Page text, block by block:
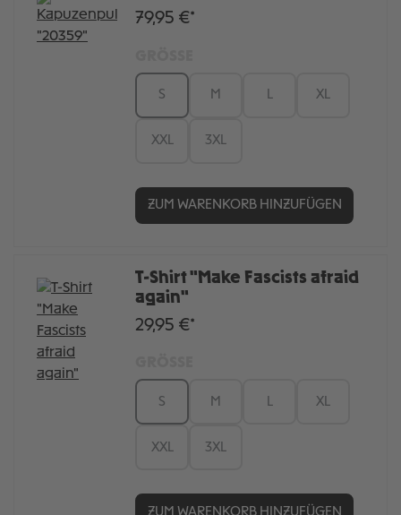
79,95 €*
S M L XL
XXL 3XL
ZUM WARENKORB HINZUFÜGEN
T-Shirt "Make Fascists afraid
again"
29,95 €*
S M XL
XXL 3XL
ZUM WARENKORB HINZUFÜGEN